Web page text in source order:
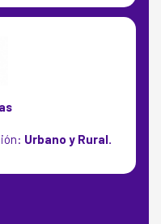
Urbano y Rural.